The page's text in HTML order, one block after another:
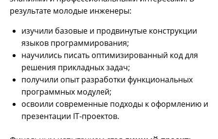
результате молодые инженеры:
изучили базовые и продвинутые конструкции
языков программирования;
научились писать оптимизированный код для
решения прикладных задач;
получили опыт разработки функциональных
программных модулей;
освоили современные подходы к оформлению и
презентации IT‑проектов.